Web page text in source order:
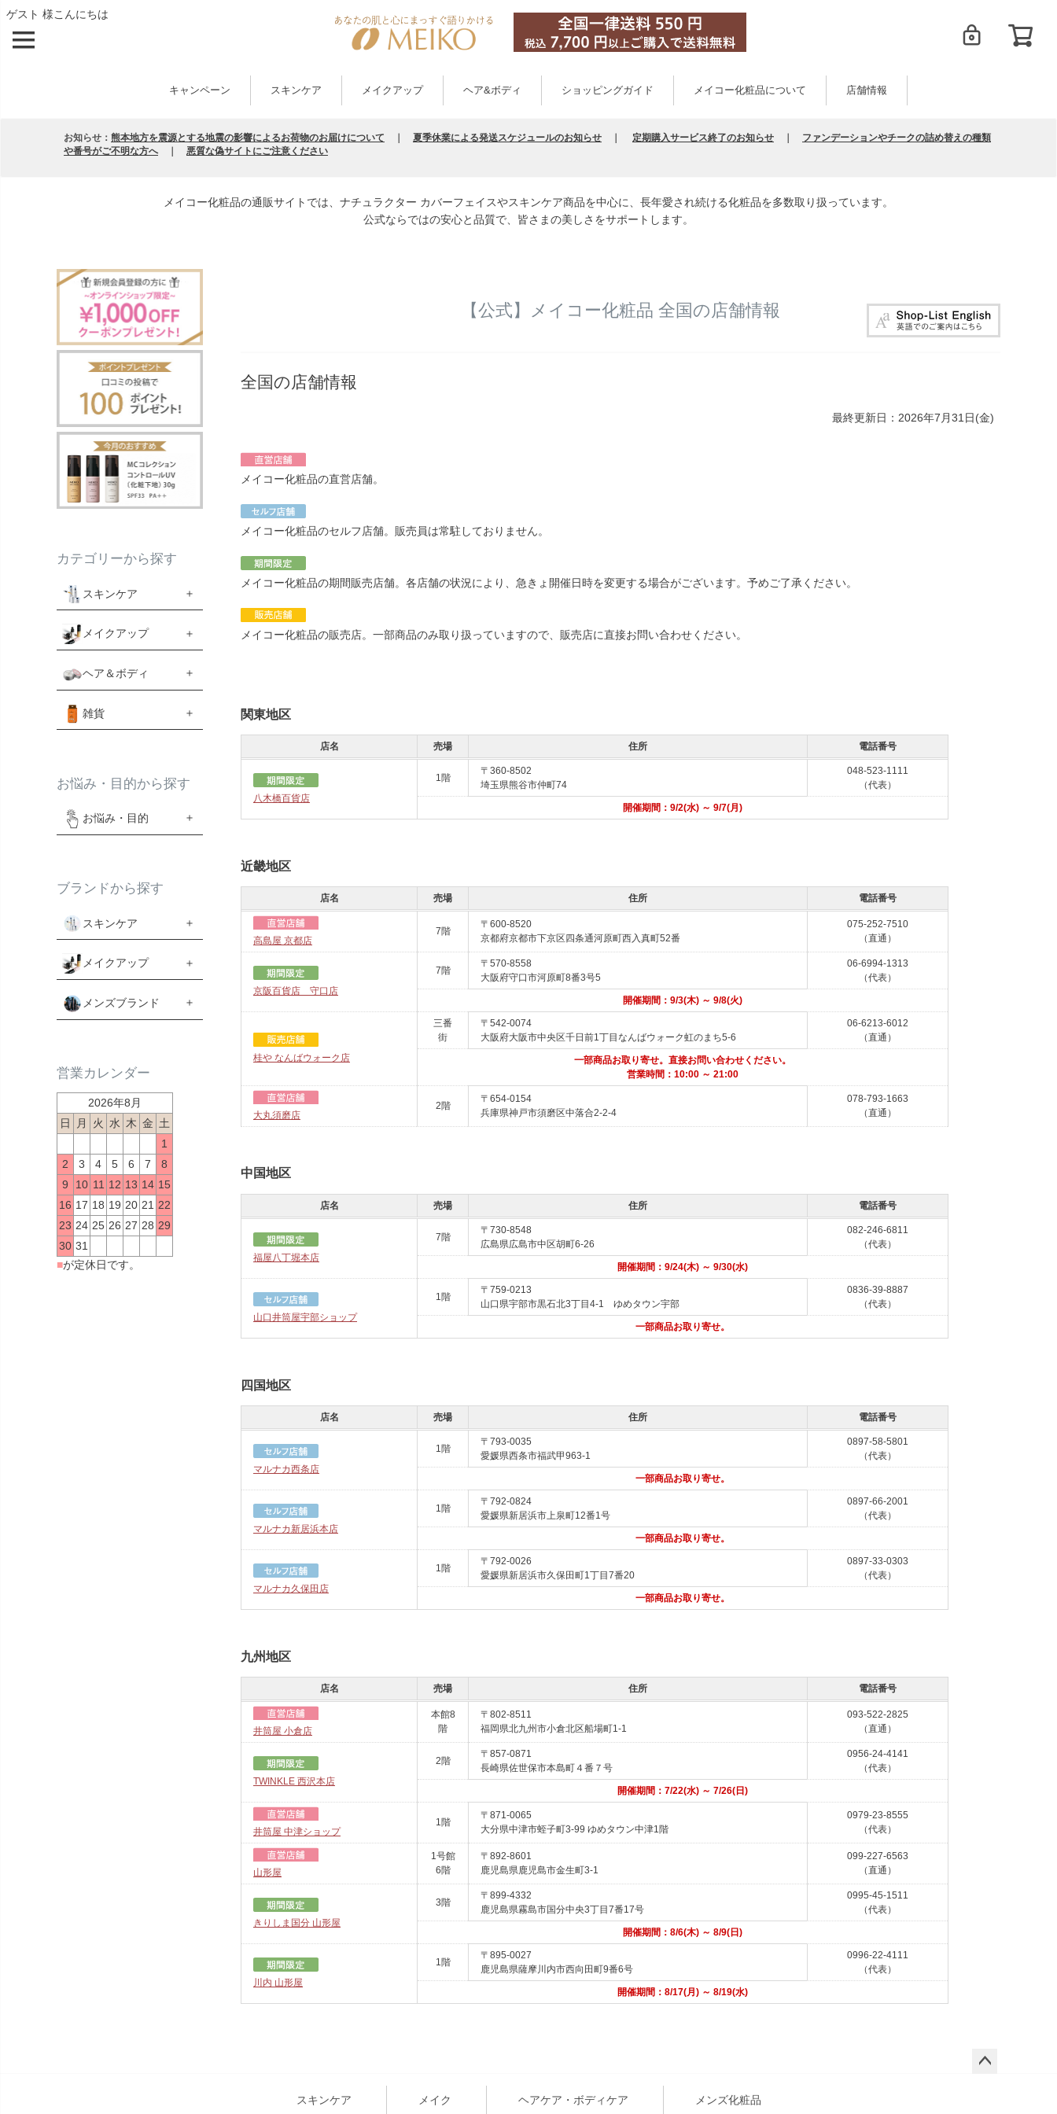
ゲスト 様こんにちは
キャンペーン スキンケア メイクアップ ヘア&ボディ ショッピングガイド メイコー化粧品について 店舗情報
お知らせ： 熊本地方を震源とする地震の影響によるお荷物のお届けについて 夏季休業による発送スケジュールのお知らせ 定期購入サービス終了のお知らせ
ファンデーションやチークの詰め替えの種類
や番号がご不明な方へ｜ 悪質な偽サイトにご注意ください
メイコー化粧品の通販サイトでは、ナチュラクター カバーフェイスやスキンケア商品を中心に、長年愛され続ける化粧品を多数取り扱っています。
公式ならではの安心と品質で、皆さまの美しさをサポートします。
カテゴリーから探す
スキンケア
メイクアップ
ヘア＆ボディ
雑貨
お悩み・目的から探す
お悩み・目的
ブランドから探す
スキンケア
メイクアップ
メンズブランド
営業カレンダー
2026年8月
日
月 火 水 木 金 土
1
2
3 4 5 6 7
8
9
10 11 12 13 14 15
16 17 18 19 20 21 22
23 24 25 26 27 28 29
30 31
■が定休日です。
【公式】メイコー化粧品 全国の店舗情報
全国の店舗情報
最終更新日：2026年7月31日(金)
メイコー化粧品の直営店舗。
メイコー化粧品のセルフ店舗。販売員は常駐しておりません。
メイコー化粧品の期間販売店舗。各店舗の状況により、急きょ開催日時を変更する場合がございます。予めご了承ください。
メイコー化粧品の販売店。一部商品のみ取り扱っていますので、販売店に直接お問い合わせください。
関東地区
店名 売場 住所 電話番号
八木橋百貨店
1階
〒360-8502
埼玉県熊谷市仲町74
048-523-1111
（代表）
開催期間：9/2(水) ～ 9/7(月)
近畿地区
店名 売場 住所 電話番号
高島屋 京都店
7階
〒600-8520
京都府京都市下京区四条通河原町西入真町52番
075-252-7510
（直通）
京阪百貨店 守口店
7階
〒570-8558
大阪府守口市河原町8番3号5
06-6994-1313
（代表）
開催期間：9/3(木) ～ 9/8(火)
桂や なんばウォーク店
三番
街
〒542-0074
大阪府大阪市中央区千日前1丁目なんばウォーク虹のまち5-6
06-6213-6012
（直通）
一部商品お取り寄せ。直接お問い合わせください。
営業時間：10:00 ～ 21:00
大丸須磨店
2階
〒654-0154
兵庫県神戸市須磨区中落合2-2-4
078-793-1663
（直通）
中国地区
店名 売場 住所 電話番号
福屋八丁堀本店
7階
〒730-8548
広島県広島市中区胡町6-26
082-246-6811
（代表）
開催期間：9/24(木) ～ 9/30(水)
山口井筒屋宇部ショップ
1階
〒759-0213
山口県宇部市黒石北3丁目4-1 ゆめタウン宇部
0836-39-8887
（代表）
一部商品お取り寄せ。
四国地区
店名 売場 住所 電話番号
マルナカ西条店
1階
〒793-0035
愛媛県西条市福武甲963-1
0897-58-5801
（代表）
一部商品お取り寄せ。
マルナカ新居浜本店
1階
〒792-0824
愛媛県新居浜市上泉町12番1号
0897-66-2001
（代表）
一部商品お取り寄せ。
マルナカ久保田店
1階
〒792-0026
愛媛県新居浜市久保田町1丁目7番20
0897-33-0303
（代表）
一部商品お取り寄せ。
九州地区
店名 売場 住所 電話番号
井筒屋 小倉店
本館8
階
〒802-8511
福岡県北九州市小倉北区船場町1-1
093-522-2825
（直通）
TWINKLE 西沢本店
2階
〒857-0871
長崎県佐世保市本島町４番７号
0956-24-4141
（代表）
開催期間：7/22(水) ～ 7/26(日)
井筒屋 中津ショップ
1階
〒871-0065
大分県中津市蛭子町3-99 ゆめタウン中津1階
0979-23-8555
（代表）
山形屋
1号館
6階
〒892-8601
鹿児島県鹿児島市金生町3-1
099-227-6563
（直通）
きりしま国分 山形屋
3階
〒899-4332
鹿児島県霧島市国分中央3丁目7番17号
0995-45-1511
（代表）
開催期間：8/6(木) ～ 8/9(日)
川内 山形屋
1階
〒895-0027
鹿児島県薩摩川内市西向田町9番6号
0996-22-4111
（代表）
開催期間：8/17(月) ～ 8/19(水)
スキンケア メイク ヘアケア・ボディケア メンズ化粧品